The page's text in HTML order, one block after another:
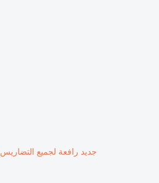
جديد رافعة لجميع التضاريس Zoomlion ZTC 250A562